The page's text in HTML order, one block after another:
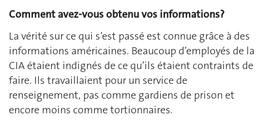
Comment avez-vous obtenu vos informations?
La vérité sur ce qui s’est passé est connue grâce à des
informations américaines. Beaucoup d’employés de la
CIA étaient indignés de ce qu’ils étaient contraints de
faire. Ils travaillaient pour un service de
renseignement, pas comme gardiens de prison et
encore moins comme tortionnaires.